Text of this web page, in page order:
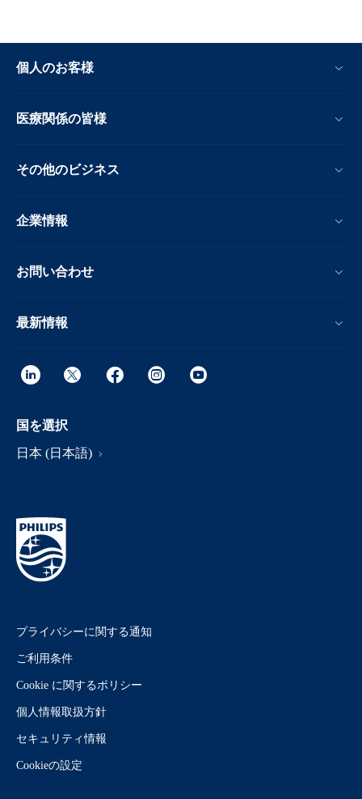
個人のお客様
医療関係の皆様
その他のビジネス
企業情報
お問い合わせ
最新情報
国を選択
日本 (日本語)
プライバシーに関する通知
ご利用条件
Cookie に関するポリシー
個人情報取扱方針
セキュリティ情報
Cookieの設定